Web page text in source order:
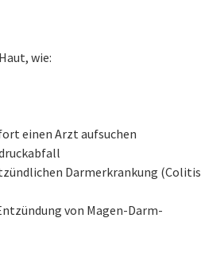
wie:
einen Arzt aufsuchen
Darmerkrankung (Colitis
von Magen-Darm-